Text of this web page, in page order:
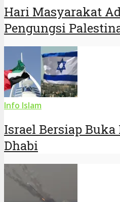
Hari Masyarakat
Pengungsi
Info Islam
Israel Bersiap Buka
Dhabi